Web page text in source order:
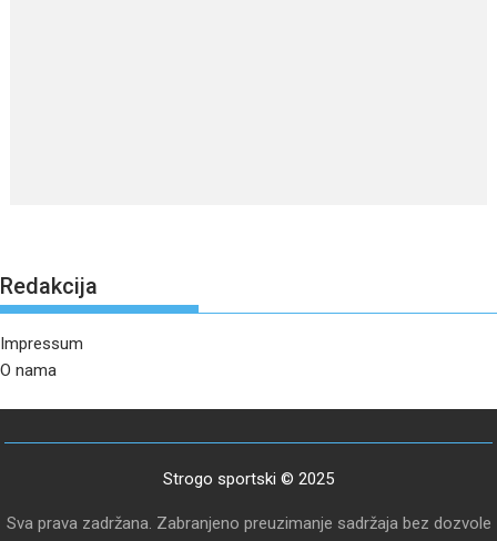
Redakcija
Impressum
O nama
Strogo sportski © 2025
Sva prava zadržana. Zabranjeno preuzimanje sadržaja bez dozvole